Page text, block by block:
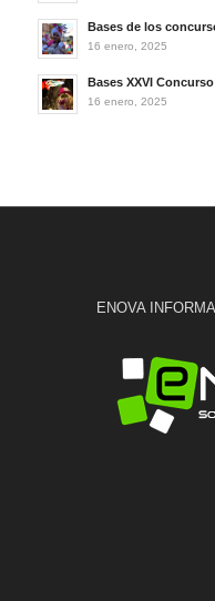
Bases de los
16 enero, 2025
Bases XXVI
16 enero, 2025
ENOVA